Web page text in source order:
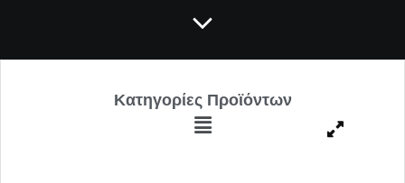
Κατηγορίες Προϊόντων